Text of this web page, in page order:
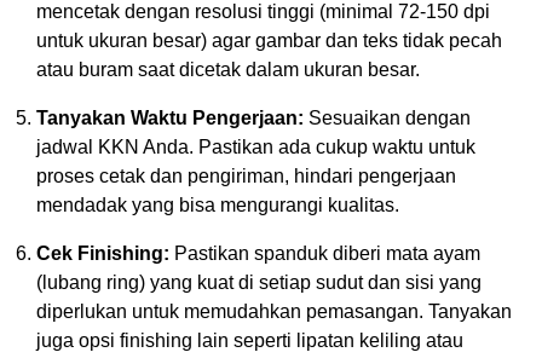
mencetak dengan resolusi tinggi (minimal 72-150 dpi
untuk ukuran besar) agar gambar dan teks tidak pecah
atau buram saat dicetak dalam ukuran besar.
Tanyakan Waktu Pengerjaan: Sesuaikan dengan
jadwal KKN Anda. Pastikan ada cukup waktu untuk
proses cetak dan pengiriman, hindari pengerjaan
mendadak yang bisa mengurangi kualitas.
Cek Finishing: Pastikan spanduk diberi mata ayam
(lubang ring) yang kuat di setiap sudut dan sisi yang
diperlukan untuk memudahkan pemasangan. Tanyakan
juga opsi finishing lain seperti lipatan keliling atau